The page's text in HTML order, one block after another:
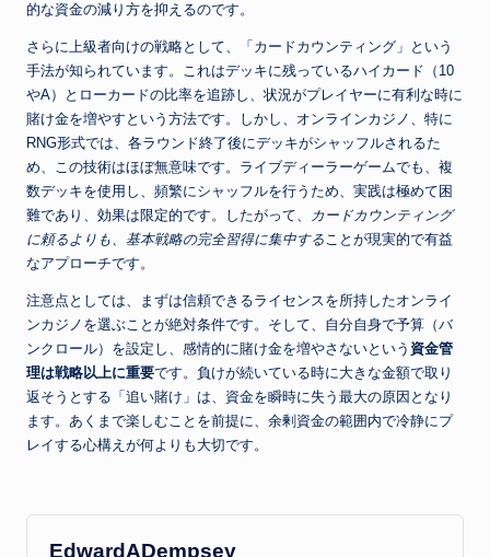
的な資金の減り方を抑えるのです。
さらに上級者向けの戦略として、「カードカウンティング」という
手法が知られています。これはデッキに残っているハイカード（10
やA）とローカードの比率を追跡し、状況がプレイヤーに有利な時に
賭け金を増やすという方法です。しかし、オンラインカジノ、特に
RNG形式では、各ラウンド終了後にデッキがシャッフルされるた
め、この技術はほぼ無意味です。ライブディーラーゲームでも、複
数デッキを使用し、頻繁にシャッフルを行うため、実践は極めて困
難であり、効果は限定的です。したがって、
カードカウンティング
に頼るよりも、基本戦略の完全習得に集中することが現実的で有益
なアプローチです。
注意点としては、まずは信頼できるライセンスを所持したオンライ
ンカジノを選ぶことが絶対条件です。そして、自分自身で予算（バ
ンクロール）を設定し、感情的に賭け金を増やさないという 資金管
理は戦略以上に重要です。負けが続いている時に大きな金額で取り
返そうとする「追い賭け」は、資金を瞬時に失う最大の原因となり
ます。あくまで楽しむことを前提に、余剰資金の範囲内で冷静にプ
レイする心構えが何よりも大切です。
EdwardADempsey